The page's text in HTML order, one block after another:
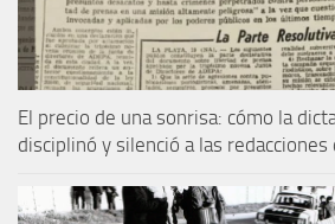
El precio de una sonrisa: cómo la
disciplinó y silenció a las